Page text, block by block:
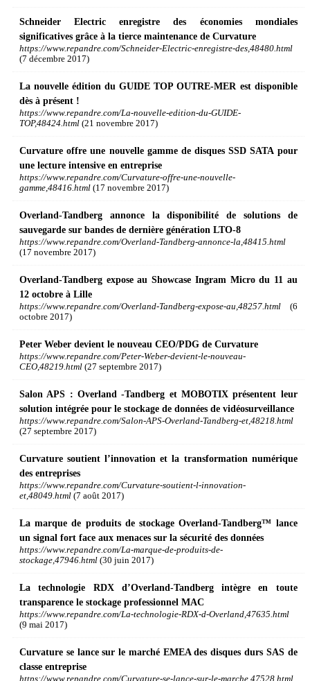
Schneider Electric enregistre des économies mondiales
significatives grâce à la tierce maintenance de Curvature
https://www.repandre.com/Schneider-Electric-enregistre-des,48480.html
(7 décembre 2017)
La nouvelle édition du GUIDE TOP OUTRE-MER est disponible
dès à présent !
https://www.repandre.com/La-nouvelle-edition-du-GUIDE-
TOP,48424.html (21 novembre 2017)
Curvature offre une nouvelle gamme de disques SSD SATA pour
une lecture intensive en entreprise
https://www.repandre.com/Curvature-offre-une-nouvelle-
gamme,48416.html (17 novembre 2017)
Overland-Tandberg annonce la disponibilité de solutions de
sauvegarde sur bandes de dernière génération LTO-8
https://www.repandre.com/Overland-Tandberg-annonce-la,48415.html
(17 novembre 2017)
Overland-Tandberg expose au Showcase Ingram Micro du 11 au
12 octobre à Lille
https://www.repandre.com/Overland-Tandberg-expose-au,48257.html (6
octobre 2017)
Peter Weber devient le nouveau CEO/PDG de Curvature
https://www.repandre.com/Peter-Weber-devient-le-nouveau-
CEO,48219.html (27 septembre 2017)
Salon APS : Overland -Tandberg et MOBOTIX présentent leur
solution intégrée pour le stockage de données de vidéosurveillance
https://www.repandre.com/Salon-APS-Overland-Tandberg-et,48218.html
(27 septembre 2017)
Curvature soutient l’innovation et la transformation numérique
des entreprises
https://www.repandre.com/Curvature-soutient-l-innovation-
et,48049.html (7 août 2017)
La marque de produits de stockage Overland-Tandberg™ lance
un signal fort face aux menaces sur la sécurité des données
https://www.repandre.com/La-marque-de-produits-de-
stockage,47946.html (30 juin 2017)
La technologie RDX d’Overland-Tandberg intègre en toute
transparence le stockage professionnel MAC
https://www.repandre.com/La-technologie-RDX-d-Overland,47635.html
(9 mai 2017)
Curvature se lance sur le marché EMEA des disques durs SAS de
classe entreprise
https://www.repandre.com/Curvature-se-lance-sur-le-marche,47528.html